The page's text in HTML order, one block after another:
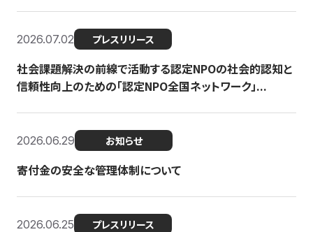
2026.07.02 プレスリリース
社会課題解決の前線で活動する認定NPOの社会的認知と
信頼性向上のための「認定NPO全国ネットワーク」...
2026.06.29 お知らせ
寄付金の安全な管理体制について
2026.06.25 プレスリリース